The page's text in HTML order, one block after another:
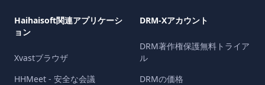
Haihaisoft関連アプリケーシ
ョン
Xvastブラウザ
HHMeet - 安全な会議
DRM-Xアカウント
DRM著作権保護無料トライア
ル
DRMの価格